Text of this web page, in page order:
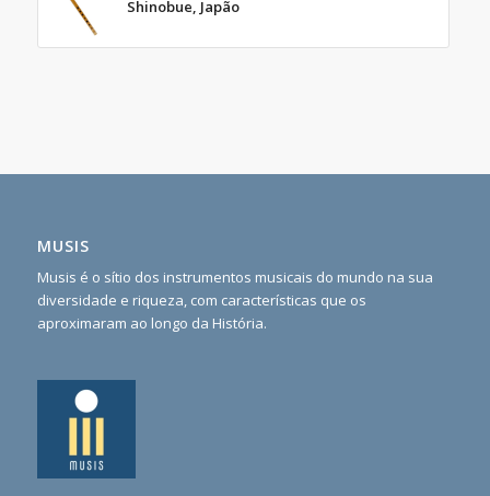
Shinobue, Japão
MUSIS
Musis é o sítio dos instrumentos musicais do mundo na sua
diversidade e riqueza, com características que os
aproximaram ao longo da História.